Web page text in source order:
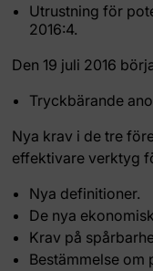
Utrustning för
2016:4.
Den 19 juli 2016
Tryckbärande
Nya krav i de tre
effektivare verktyg
Nya definitioner.
De nya
Krav på
Bestämmelse om